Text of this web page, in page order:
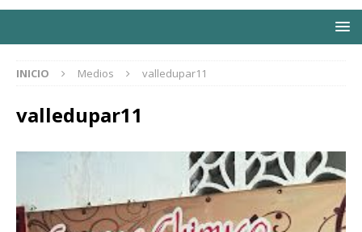
INICIO Medios valledupar11
valledupar11